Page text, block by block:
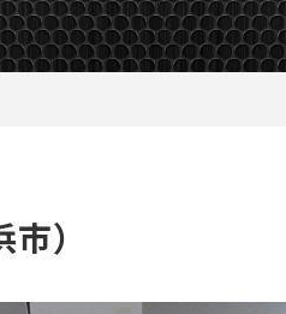
）